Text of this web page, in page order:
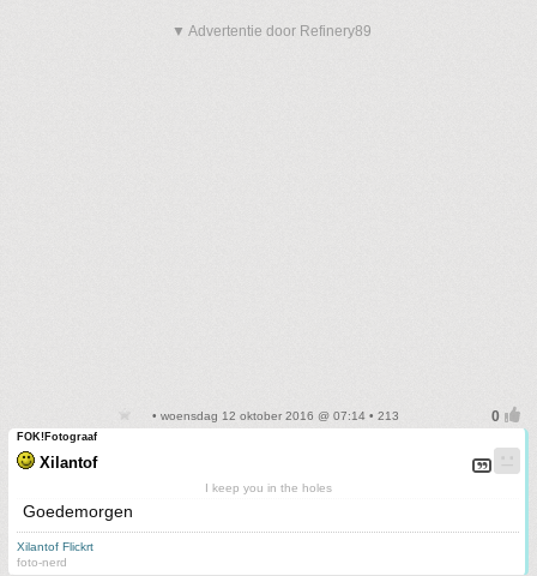
▼ Advertentie door Refinery89
• woensdag 12 oktober 2016 @ 07:14 • 213
FOK!Fotograaf
Xilantof
I keep you in the holes
Goedemorgen
Xilantof Flickrt
foto-nerd